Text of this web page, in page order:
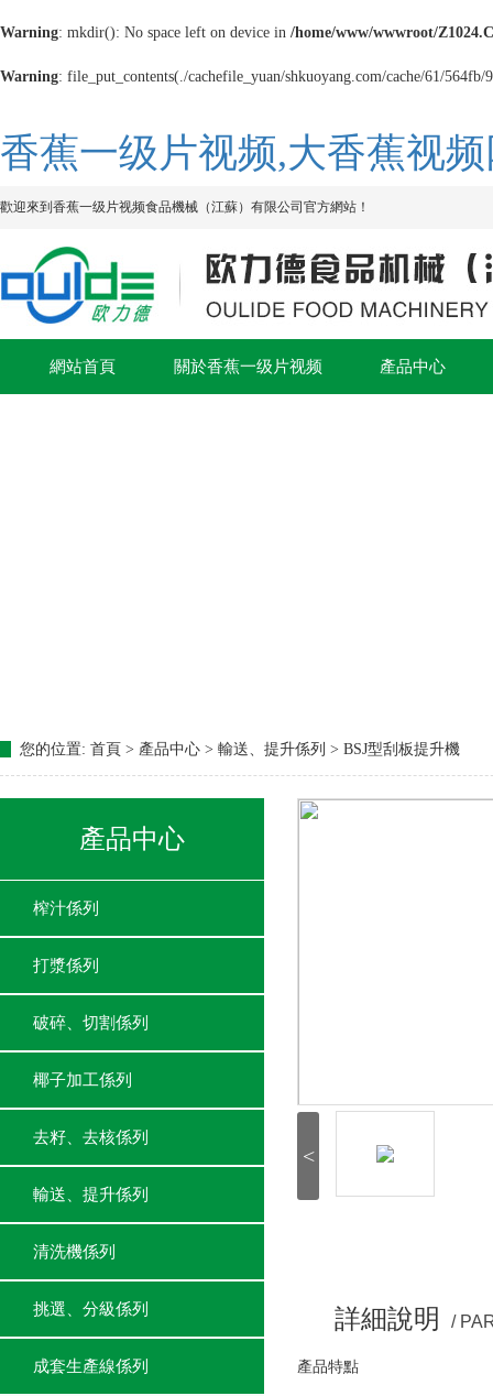
Warning: mkdir(): No space left on device in /home/www/wwwroot/
Warning: file_put_contents(./cachefile_yuan/shkuoyang.com/cache/61/
香蕉一级片视频,大香蕉视
歡迎來到香蕉一级片视频食品機械（江蘇）有限公司官方網站！
網站首頁 關於香蕉一级片视频 產品中心
您的位置: 首頁 > 產品中心 > 輸送、提升係列 > BSJ型刮板提升機
產品中心
榨汁係列
打漿係列
破碎、切割係列
椰子加工係列
去籽、去核係列
輸送、提升係列
清洗機係列
挑選、分級係列
成套生產線係列
<
詳細說明 /
產品特點